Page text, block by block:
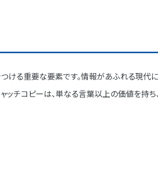
ける重要な要素です。情報があふれる現代
ッチコピーは、単なる言葉以上の価値を持ち